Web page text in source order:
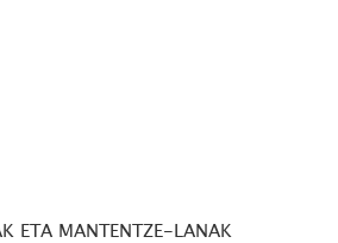
ETA MANTENTZE-LANAK